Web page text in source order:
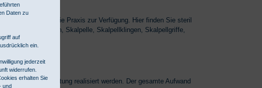
für die Praxis zur Verfügung. Hier finden Sie steril
Scheren, Pinzetten, Skalpelle, Skalpellklingen, Skalpellgriffe,
und Raumausstattung realisiert werden. Der gesamte Aufwand
Daten zu
auf
ein.
jederzeit
widerrufen.
erhalten Sie
und